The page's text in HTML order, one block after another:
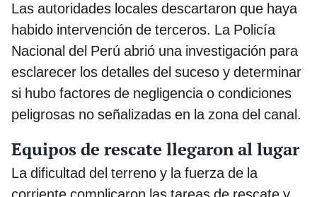
Las autoridades locales descartaron que haya
habido intervención de terceros. La Policía
Nacional del Perú abrió una investigación para
esclarecer los detalles del suceso y determinar
si hubo factores de negligencia o condiciones
peligrosas no señalizadas en la zona del canal.
Equipos de rescate llegaron al lugar
La dificultad del terreno y la fuerza de la